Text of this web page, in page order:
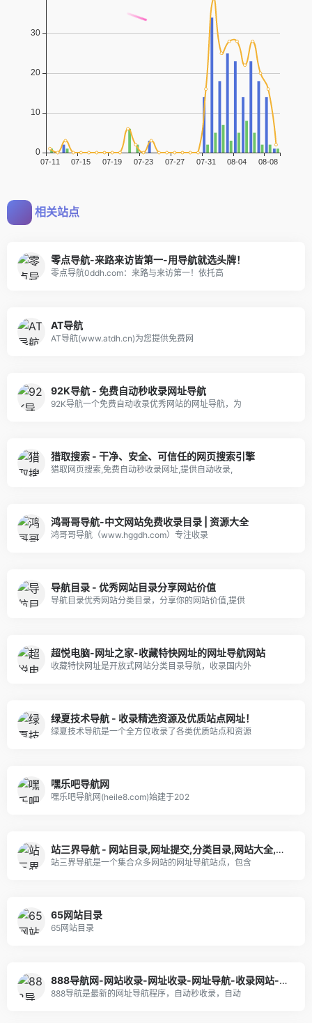
相关站点
零点导航-来路来访皆第一-用导航就选头牌！
零点导航0ddh.com：来路与来访第一！依托高
AT导航
AT导航(www.atdh.cn)为您提供免费网
92K导航 - 免费自动秒收录网址导航
92K导航一个免费自动收录优秀网站的网址导航，为
猎取搜索 - 干净、安全、可信任的网页搜索引擎
猎取网页搜索,免费自动秒收录网址,提供自动收录,
鸿哥哥导航-中文网站免费收录目录 | 资源大全
鸿哥哥导航（www.hggdh.com）专注收录
导航目录 - 优秀网站目录分享网站价值
导航目录优秀网站分类目录，分享你的网站价值,提供
超悦电脑-网址之家-收藏特快网址的网址导航网站
收藏特快网址是开放式网站分类目录导航，收录国内外
绿夏技术导航 - 收录精选资源及优质站点网址！
绿夏技术导航是一个全方位收录了各类优质站点和资源
嘿乐吧导航网
嘿乐吧导航网(heile8.com)始建于202
站三界导航 - 网站目录,网址提交,分类目录,网站大全,名站导航之家
站三界导航是一个集合众多网站的网址导航站点，包含
65网站目录
65网站目录
888导航网-网站收录-网址收录-网址导航-收录网站-自助广告系统
888导航是最新的网址导航程序，自动秒收录，自动